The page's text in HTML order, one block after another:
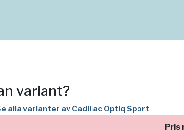
variant?
alla varianter av Cadillac Optiq Sport
Pris